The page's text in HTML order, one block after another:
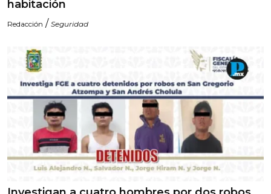
habitación
Redacción / Seguridad